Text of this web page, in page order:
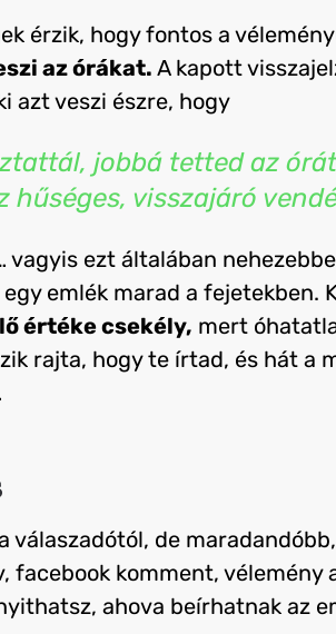
érzik, hogy fontos a
az órákat. A kapott
azt veszi észre, hogy
jobbá tetted az
visszajáró
vagyis ezt általában
emlék marad a fejetekben.
értéke csekély, mert
rajta, hogy te írtad, és hát a
de
facebook komment, vélemény
ahova beírhatnak az